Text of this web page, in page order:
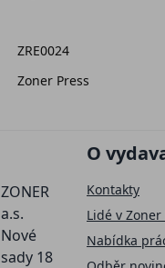
ZRE0024
Zoner Press
ZONER
a.s.
Nové
sady 18
O
Kontakty
Lidé v Zoner
Nabídka